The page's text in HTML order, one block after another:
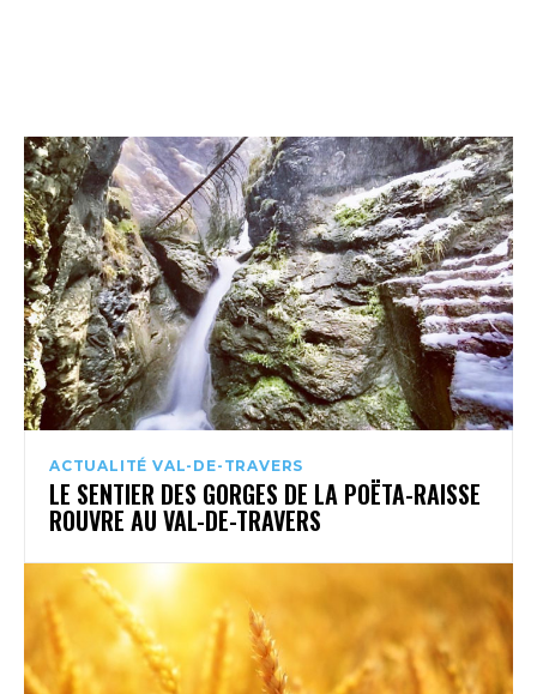
ACTUALITÉ VAL-DE-TRAVERS
LE SENTIER DES GORGES DE LA POËTA-RAISSE
ROUVRE AU VAL-DE-TRAVERS